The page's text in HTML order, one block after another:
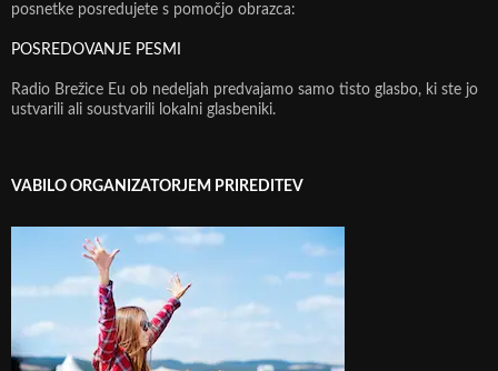
posnetke posredujete s pomočjo obrazca:
POSREDOVANJE PESMI
Radio Brežice Eu ob nedeljah predvajamo samo tisto glasbo, ki ste jo
ustvarili ali soustvarili lokalni glasbeniki.
VABILO ORGANIZATORJEM PRIREDITEV